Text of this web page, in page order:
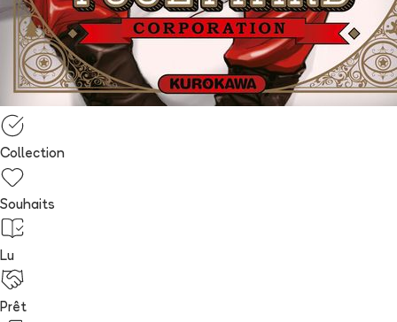
Collection
Souhaits
Lu
Prêt